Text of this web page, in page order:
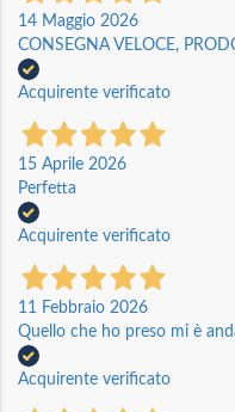
14 Maggio 2026
CONSEGNA VELOCE,
Acquirente verificato
15 Aprile 2026
Perfetta
Acquirente verificato
11 Febbraio 2026
Quello che ho preso mi è
Acquirente verificato